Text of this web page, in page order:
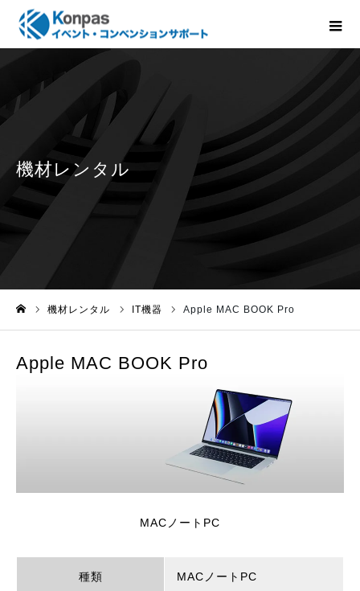
機材レンタル IT機器 Apple MAC BOOK Pro
Apple MAC BOOK Pro
MACノートPC
種類 MACノートPC